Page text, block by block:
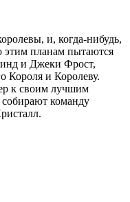
и, когда-нибудь,
этим планам пытаются
и Джеки Фрост,
Короля и Королеву.
к своим лучшим
команду